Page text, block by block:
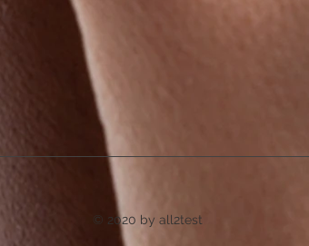
© 2020 by all2test